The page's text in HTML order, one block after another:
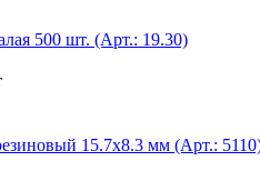
500 шт. (Арт.: 19.30)
15.7х8.3 мм (Арт.: